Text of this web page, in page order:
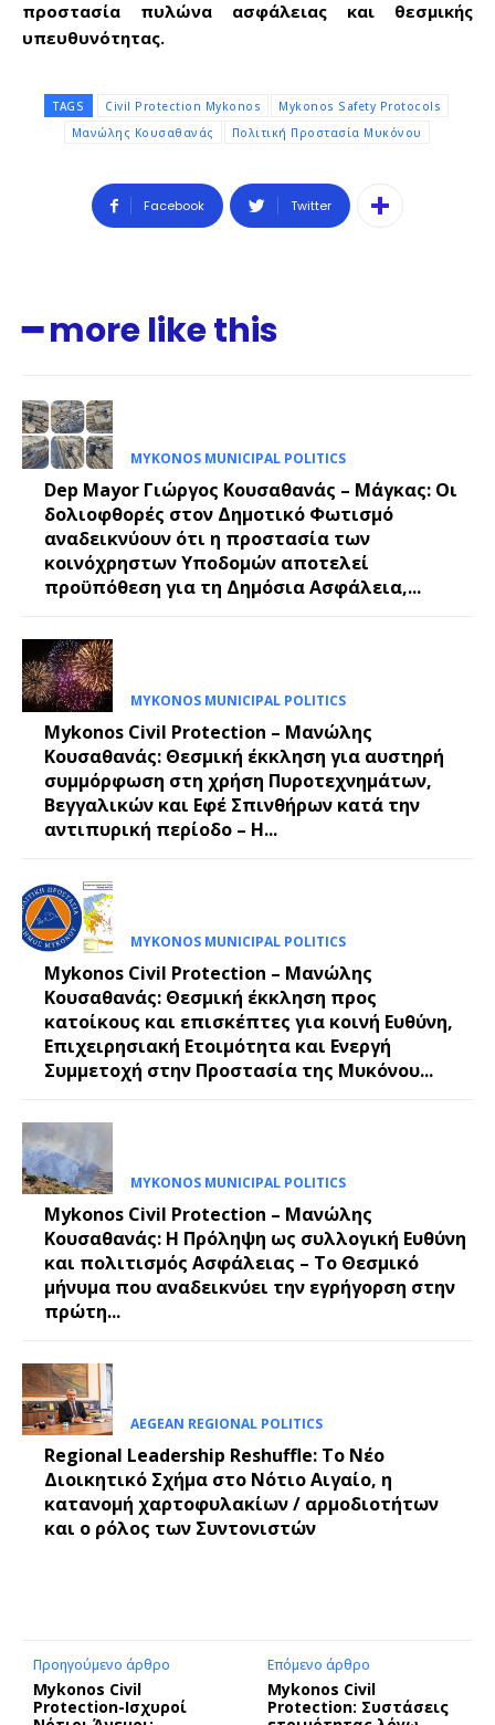
προστασία πυλώνα ασφάλειας και θεσμικής
υπευθυνότητας.
TAGS Civil Protection Mykonos
Mykonos Safety Protocols
Μανώλης Κουσαθανάς
Πολιτική Προστασία Μυκόνου
Facebook Twitter
━ more like this
MYKONOS MUNICIPAL POLITICS
Dep Mayor Γιώργος Κουσαθανάς – Μάγκας: Οι
δολιοφθορές στον Δημοτικό Φωτισμό
αναδεικνύουν ότι η προστασία των
κοινόχρηστων Υποδομών αποτελεί
προϋπόθεση για τη Δημόσια Ασφάλεια,...
MYKONOS MUNICIPAL POLITICS
Mykonos Civil Protection – Μανώλης
Κουσαθανάς: Θεσμική έκκληση για αυστηρή
συμμόρφωση στη χρήση Πυροτεχνημάτων,
Βεγγαλικών και Εφέ Σπινθήρων κατά την
αντιπυρική περίοδο – Η...
MYKONOS MUNICIPAL POLITICS
Mykonos Civil Protection – Μανώλης
Κουσαθανάς: Θεσμική έκκληση προς
κατοίκους και επισκέπτες για κοινή Ευθύνη,
Επιχειρησιακή Ετοιμότητα και Ενεργή
Συμμετοχή στην Προστασία της Μυκόνου...
MYKONOS MUNICIPAL POLITICS
Mykonos Civil Protection – Μανώλης
Κουσαθανάς: Η Πρόληψη ως συλλογική Ευθύνη
και πολιτισμός Ασφάλειας – Το Θεσμικό
μήνυμα που αναδεικνύει την εγρήγορση στην
πρώτη...
AEGEAN REGIONAL POLITICS
Regional Leadership Reshuffle: Το Νέο
Διοικητικό Σχήμα στο Νότιο Αιγαίο, η
κατανομή χαρτοφυλακίων / αρμοδιοτήτων
και ο ρόλος των Συντονιστών
Προηγούμενο άρθρο
Mykonos Civil
Protection-Ισχυροί
Επόμενο άρθρο
Mykonos Civil
Protection: Συστάσεις